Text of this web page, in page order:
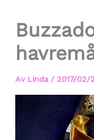
Av Linda / 2017/02/